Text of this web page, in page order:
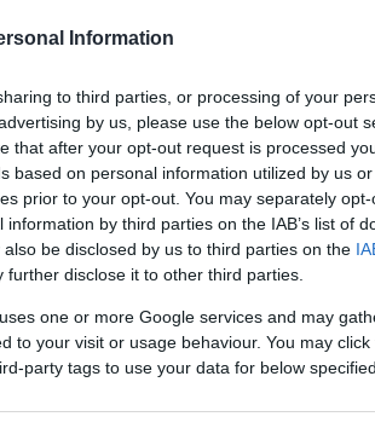
Information
to third parties, or processing of your
by us, please use the below opt-out
that after your opt-out request is processed
based on personal information utilized by us
prior to your opt-out. You may separately
by third parties on the IAB’s list of
be disclosed by us to third parties on the
further disclose it to other third parties.
one or more Google services and may
to your visit or usage behaviour. You may
party tags to use your data for below
1990/1. számában közölt egyértelmű
csökkentése céljából bárcákat vezetett be,
szállítóládák forgalmat egyszerűsítse. A
alapján alumíniumból, vasból es
voltak ellátva. [Hegedűs László
(…)
hogy 10, 50 és 100 Láda jelzésű bárcák is
a
A
Az
A
A